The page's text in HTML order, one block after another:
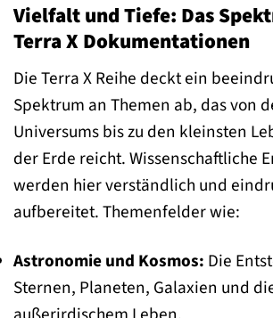
Vielfalt und Tiefe: Das
Terra X Dokumentationen
Die Terra X Reihe deckt ein
Spektrum an Themen ab, das von
Universums bis zu den kleinsten
der Erde reicht. Wissenschaftliche
werden hier verständlich und
aufbereitet. Themenfelder wie:
Astronomie und Kosmos: Die
Sternen, Planeten, Galaxien und